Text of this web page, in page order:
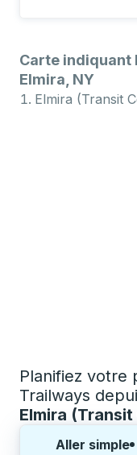
Carte indiquant
Elmira, NY
Elmira (Transit
Planifiez votre
Trailways
Elmira
Aller simple